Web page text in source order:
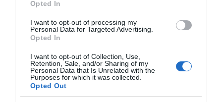
Opted In
I want to opt-out of processing my
Personal Data for Targeted Advertising.
Opted In
I want to opt-out of Collection, Use,
Retention, Sale, and/or Sharing of my
Personal Data that Is Unrelated with the
Purposes for which it was collected.
Opted Out
Megosztás:
Címkék: párkapcsolat
Korábbi bejegyzések Következő bejegyzés